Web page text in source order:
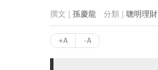
孫慶龍 聰明理財
+A -A